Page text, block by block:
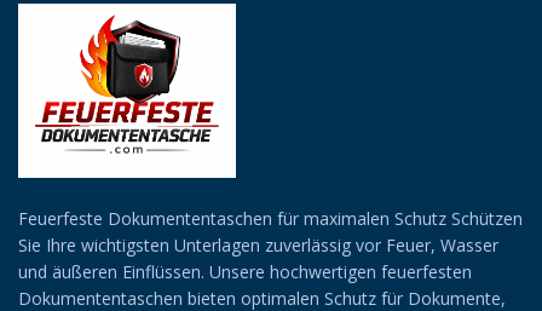
Feuerfeste Dokumententaschen für maximalen Schutz Schützen
Sie Ihre wichtigsten Unterlagen zuverlässig vor Feuer, Wasser
und äußeren Einflüssen. Unsere hochwertigen feuerfesten
Dokumententaschen bieten optimalen Schutz für Dokumente,